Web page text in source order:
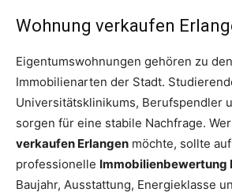
Wohnung verkaufen
Eigentumswohnungen gehören zu
Immobilienarten der Stadt.
Universitätsklinikums, Berufspendler
sorgen für eine stabile Nachfrage.
verkaufen Erlangen möchte, sollte
professionelle Immobilienbewertung
Baujahr, Ausstattung, Energieklasse